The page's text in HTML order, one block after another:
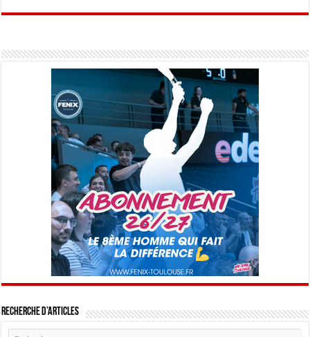
Recherche d’articles